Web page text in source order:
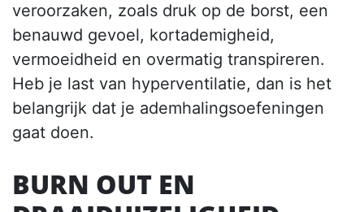
veroorzaken, zoals druk op de borst, een
benauwd gevoel, kortademigheid,
vermoeidheid en overmatig transpireren.
Heb je last van hyperventilatie, dan is het
belangrijk dat je ademhalingsoefeningen
gaat doen.
BURN OUT EN